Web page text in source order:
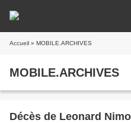
Accueil » MOBILE.ARCHIVES
MOBILE.ARCHIVES
Décès de Leonard